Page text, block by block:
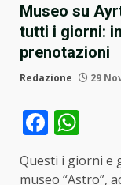
Museo su
tutti i giorni:
prenotazioni
Redazione 29
Questi i giorni e
museo “Astro”,